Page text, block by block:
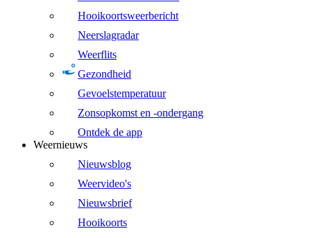
Hooikoortsweerbericht
Neerslagradar
Weerflits
Gezondheid
Gevoelstemperatuur
Zonsopkomst en -ondergang
Ontdek de app
Weernieuws
Nieuwsblog
Weervideo's
Nieuwsbrief
Hooikoorts